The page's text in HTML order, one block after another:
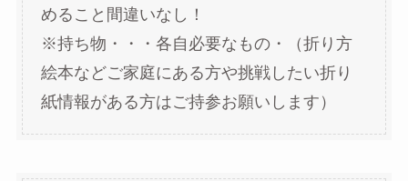
めること間違いなし！
※持ち物・・・各自必要なもの・（折り方
絵本などご家庭にある方や挑戦したい折り
紙情報がある方はご持参お願いします）